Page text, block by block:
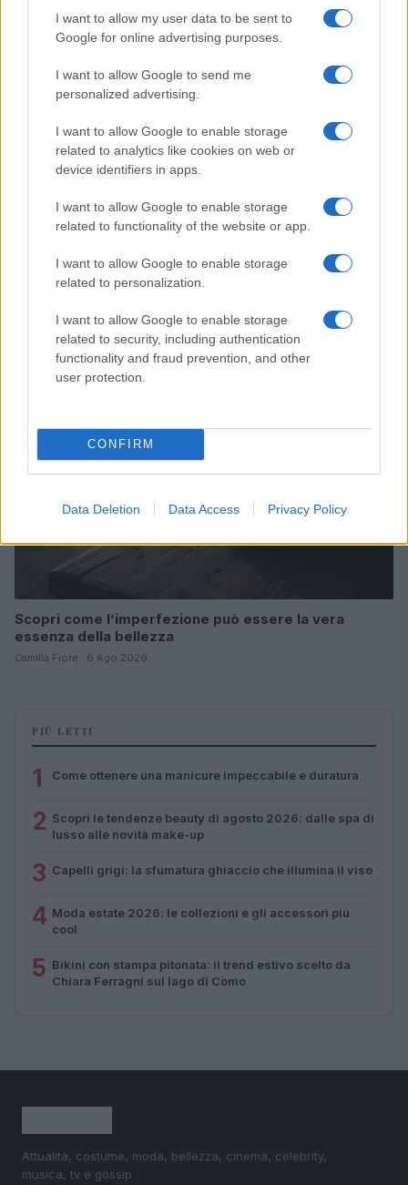
I want to allow my user data to be sent to
Google for online advertising purposes.
I want to allow Google to send me
personalized advertising.
I want to allow Google to enable storage
related to analytics like cookies on web or
device identifiers in apps.
I want to allow Google to enable storage
related to functionality of the website or app.
I want to allow Google to enable storage
related to personalization.
I want to allow Google to enable storage
related to security, including authentication
functionality and fraud prevention, and other
user protection.
CONFIRM
Data Deletion Data Access Privacy Policy
BELLEZZA
Come preservare il colore dei capelli in estate:
Cristian Castiglioni · 6 Ago 2026
BELLEZZA
Scopri come l’imperfezione può essere la vera
essenza della bellezza
Camilla Fiore · 6 Ago 2026
PIÙ LETTI
1 Come ottenere una manicure impeccabile e duratura
2 Scopri le tendenze beauty di agosto 2026: dalle spa di
lusso alle novità make-up
3 Capelli grigi: la sfumatura ghiaccio che illumina il viso
4 Moda estate 2026: le collezioni e gli accessori più
cool
5 Bikini con stampa pitonata: il trend estivo scelto da
Chiara Ferragni sul lago di Como
Attualità, costume, moda, bellezza, cinema, celebrity,
musica, tv e gossip.